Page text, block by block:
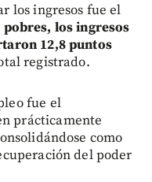
los ingresos fue el
pobres, los ingresos
12,8 puntos
registrado.
fue el
prácticamente
como
del poder